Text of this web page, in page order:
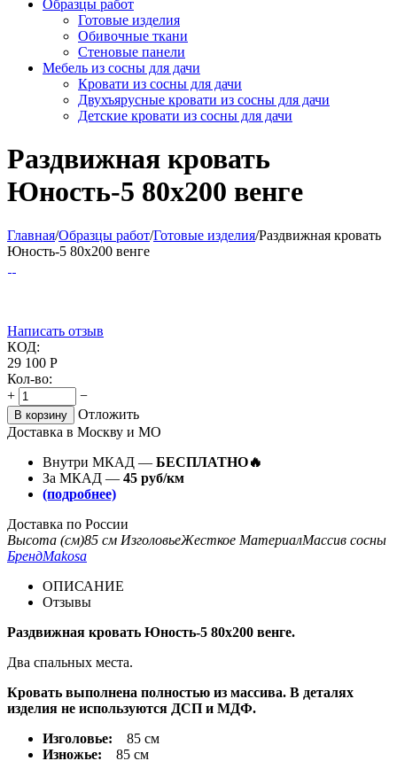
Образцы работ
Готовые изделия
Обивочные ткани
Стеновые панели
Мебель из сосны для дачи
Кровати из сосны для дачи
Двухъярусные кровати из сосны для дачи
Детские кровати из сосны для дачи
Раздвижная кровать
Юность-5 80х200 венге
Главная/Образцы работ/Готовые изделия/Раздвижная кровать
Юность-5 80х200 венге
Написать отзыв
КОД:
29 100 Р
Кол-во:
+
−
В корзину
Отложить
Доставка в Москву и МО
Внутри МКАД — БЕСПЛАТНО🔥
За МКАД — 45 руб/км
(подробнее)
Доставка по России
Высота (см)85 см ИзголовьеЖесткое МатериалМассив сосны
БрендMakosa
ОПИСАНИЕ
Отзывы
Раздвижная кровать Юность-5 80х200 венге.
Два спальных места.
Кровать выполнена полностью из массива. В деталях
изделия не используются ДСП и МДФ.
Изголовье:
85 см
Изножье: 85 см